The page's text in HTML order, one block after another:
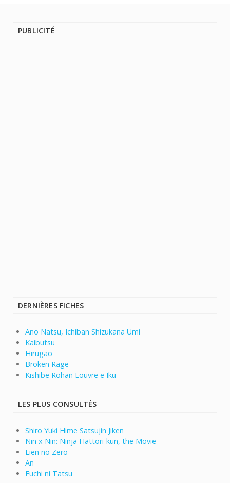
PUBLICITÉ
DERNIÈRES FICHES
Ano Natsu, Ichiban Shizukana Umi
Kaibutsu
Hirugao
Broken Rage
Kishibe Rohan Louvre e Iku
LES PLUS CONSULTÉS
Shiro Yuki Hime Satsujin Jiken
Nin x Nin: Ninja Hattori-kun, the Movie
Eien no Zero
An
Fuchi ni Tatsu